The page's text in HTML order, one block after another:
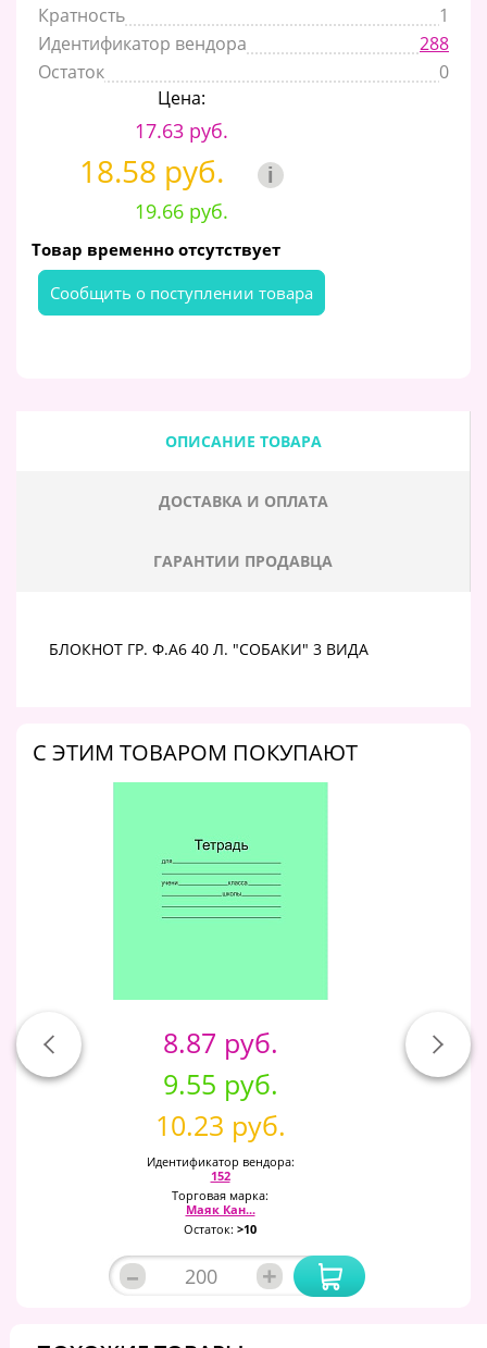
Кратность
1
Идентификатор вендора
288
Остаток
0
Цена:
17.63 руб.
18.58 руб. i
19.66 руб.
Товар временно отсутствует
Cообщить о поступлении товара
ОПИСАНИЕ ТОВАРА
ДОСТАВКА И ОПЛАТА
ГАРАНТИИ ПРОДАВЦА
БЛОКНОТ ГР. Ф.А6 40 Л. "СОБАКИ" 3 ВИДА
C ЭТИМ ТОВАРОМ ПОКУПАЮТ
8.87 руб.
9.55 руб.
10.23 руб.
Идентификатор вендора:
152
Торговая марка:
Маяк Кан...
Остаток: >10
– +